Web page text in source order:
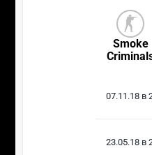
Smoke
07.11.18 в
23.05.18 в